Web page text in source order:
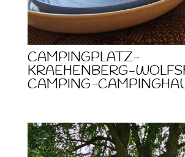
CAMPINGPLATZ-
KRAEHENBERG-
CAMPING-